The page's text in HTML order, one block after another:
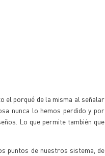
el porqué de la misma al señalar
nunca lo hemos perdido y por
Lo que permite también que
puntos de nuestros sistema, de